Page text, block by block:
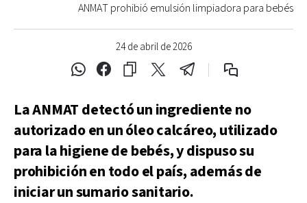
24 de abril de 2026
ANMAT prohibió emulsión limpiadora para bebés
La ANMAT detectó un ingrediente no
autorizado en un óleo calcáreo, utilizado
para la higiene de bebés, y dispuso su
prohibición en todo el país, además de
iniciar un sumario sanitario.